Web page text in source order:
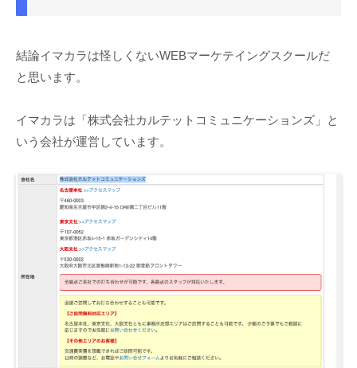
結論イマカラは怪しくないWEBマーケテイングスクールだ
と思います。
イマカラは「株式会社カルテットコミュニケーションズ」と
いう会社が運営しています。